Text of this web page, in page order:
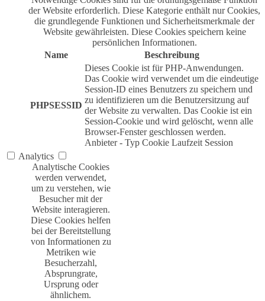
der Website erforderlich. Diese Kategorie enthält nur Cookies,
die grundlegende Funktionen und Sicherheitsmerkmale der
Website gewährleisten. Diese Cookies speichern keine
persönlichen Informationen.
Name
Beschreibung
PHPSESSID
Dieses Cookie ist für PHP-Anwendungen.
Das Cookie wird verwendet um die eindeutige
Session-ID eines Benutzers zu speichern und
zu identifizieren um die Benutzersitzung auf
der Website zu verwalten. Das Cookie ist ein
Session-Cookie und wird gelöscht, wenn alle
Browser-Fenster geschlossen werden.
Anbieter - Typ Cookie Laufzeit Session
Analytics
Analytische Cookies
werden verwendet,
um zu verstehen, wie
Besucher mit der
Website interagieren.
Diese Cookies helfen
bei der Bereitstellung
von Informationen zu
Metriken wie
Besucherzahl,
Absprungrate,
Ursprung oder
ähnlichem.